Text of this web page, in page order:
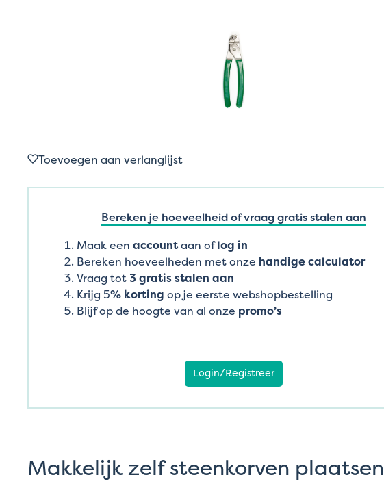
Toevoegen aan verlanglijst
Bereken je hoeveelheid of vraag gratis stalen aan
Maak een accountaan oflog in
Bereken hoeveelheden met onze handige calculator
Vraag tot3 gratis stalen aan
Krijg 5% korting op je eerste webshopbestelling
Blijf op de hoogte van al onze promo’s
Login/Registreer
Makkelijk zelf steenkorven plaatsen